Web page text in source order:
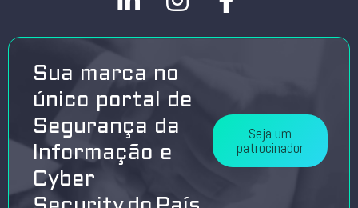
Sua marca no
único portal de
Segurança da
Informação e
Cyber
Seja um
patrocinador